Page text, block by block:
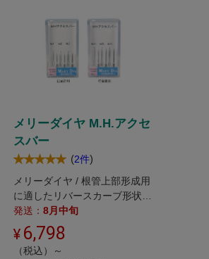
メリーダイヤ M.H.アクセ
スバー
(2件)
メリーダイヤ / 根管上部形成用
に適したリバースカーブ形状の
ダイヤモンドバーです。
発送： 8月中旬
6,798
（税込）～